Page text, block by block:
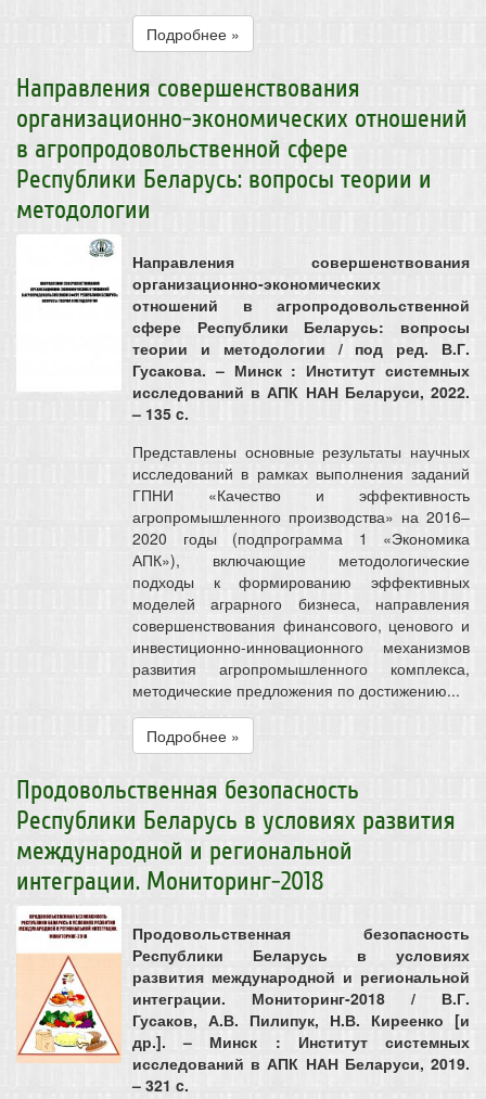
Подробнее »
Направления совершенствования
организационно-экономических отношений
в агропродовольственной сфере
Республики Беларусь: вопросы теории и
методологии
Направления совершенствования
организационно-экономических
отношений в агропродовольственной
сфере Республики Беларусь: вопросы
теории и методологии / под ред. В.Г.
Гусакова. – Минск : Институт системных
исследований в АПК НАН Беларуси, 2022.
– 135 c.
Представлены основные результаты научных
исследований в рамках выполнения заданий
ГПНИ «Качество и эффективность
агропромышленного производства» на 2016–
2020 годы (подпрограмма 1 «Экономика
АПК»), включающие методологические
подходы к формированию эффективных
моделей аграрного бизнеса, направления
совершенствования финансового, ценового и
инвестиционно-инновационного механизмов
развития агропромышленного комплекса,
методические предложения по достижению...
Подробнее »
Продовольственная безопасность
Республики Беларусь в условиях развития
международной и региональной
интеграции. Мониторинг-2018
Продовольственная безопасность
Республики Беларусь в условиях
развития международной и региональной
интеграции. Мониторинг-2018 / В.Г.
Гусаков, А.В. Пилипук, Н.В. Киреенко [и
др.]. – Минск : Институт системных
исследований в АПК НАН Беларуси, 2019.
– 321 c.